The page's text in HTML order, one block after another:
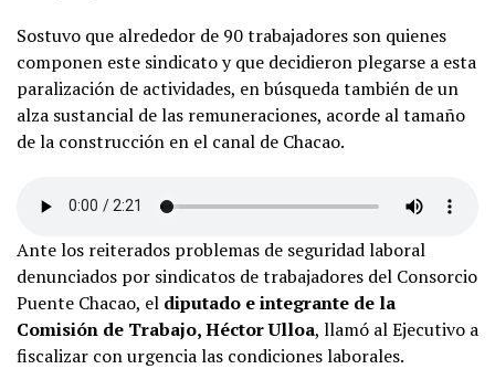
Sostuvo que alrededor de 90 trabajadores son quienes
componen este sindicato y que decidieron plegarse a esta
paralización de actividades, en búsqueda también de un
alza sustancial de las remuneraciones, acorde al tamaño
de la construcción en el canal de Chacao.
Ante los reiterados problemas de seguridad laboral
denunciados por sindicatos de trabajadores del Consorcio
Puente Chacao, el diputado e integrante de la
Comisión de Trabajo, Héctor Ulloa, llamó al Ejecutivo a
fiscalizar con urgencia las condiciones laborales.